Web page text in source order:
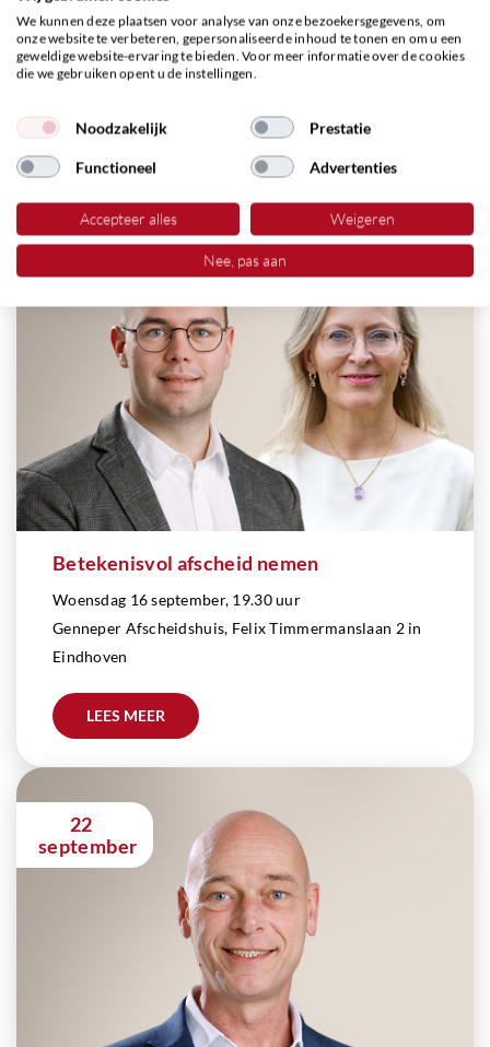
Woensdag 9 september, 19.30 uur
Genneper Afscheidshuis, Felix Timmermanslaan 2 in
Eindhoven
september
Betekenisvol afscheid nemen
Woensdag 16 september, 19.30 uur
Genneper Afscheidshuis, Felix Timmermanslaan 2 in
Eindhoven
LEES MEER
22
september
We kunnen deze plaatsen voor analyse van onze bezoekersgegevens, om
onze website te verbeteren, gepersonaliseerde inhoud te tonen en om u een
geweldige website-ervaring te bieden. Voor meer informatie over de cookies
die we gebruiken opent u de instellingen.
Noodzakelijk Prestatie
Functioneel Advertenties
Accepteer alles Weigeren
Nee, pas aan